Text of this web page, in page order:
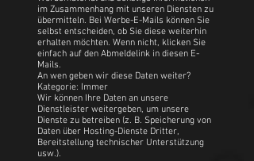
im Zusammenhang mit unseren Diensten zu
übermitteln. Bei Werbe-E-Mails können Sie
selbst entscheiden, ob Sie diese weiterhin
erhalten möchten. Wenn nicht, klicken Sie
einfach auf den Abmeldelink in diesen E-
Mails.
An wen geben wir diese Daten weiter?
Kategorie: Immer
Wir können Ihre Daten an unsere
Dienstleister weitergeben, um unsere
Dienste zu betreiben (z. B. Speicherung von
Daten über Hosting-Dienste Dritter,
Bereitstellung technischer Unterstützung
usw.).